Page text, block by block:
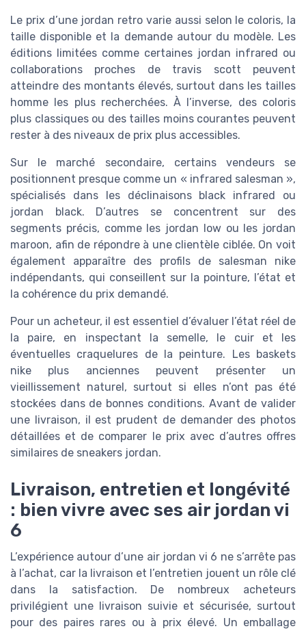
Le prix d’une jordan retro varie aussi selon le coloris, la
taille disponible et la demande autour du modèle. Les
éditions limitées comme certaines jordan infrared ou
collaborations proches de travis scott peuvent
atteindre des montants élevés, surtout dans les tailles
homme les plus recherchées. À l’inverse, des coloris
plus classiques ou des tailles moins courantes peuvent
rester à des niveaux de prix plus accessibles.
Sur le marché secondaire, certains vendeurs se
positionnent presque comme un « infrared salesman »,
spécialisés dans les déclinaisons black infrared ou
jordan black. D’autres se concentrent sur des
segments précis, comme les jordan low ou les jordan
maroon, afin de répondre à une clientèle ciblée. On voit
également apparaître des profils de salesman nike
indépendants, qui conseillent sur la pointure, l’état et
la cohérence du prix demandé.
Pour un acheteur, il est essentiel d’évaluer l’état réel de
la paire, en inspectant la semelle, le cuir et les
éventuelles craquelures de la peinture. Les baskets
nike plus anciennes peuvent présenter un
vieillissement naturel, surtout si elles n’ont pas été
stockées dans de bonnes conditions. Avant de valider
une livraison, il est prudent de demander des photos
détaillées et de comparer le prix avec d’autres offres
similaires de sneakers jordan.
Livraison, entretien et longévité
: bien vivre avec ses air jordan vi
6
L’expérience autour d’une air jordan vi 6 ne s’arrête pas
à l’achat, car la livraison et l’entretien jouent un rôle clé
dans la satisfaction. De nombreux acheteurs
privilégient une livraison suivie et sécurisée, surtout
pour des paires rares ou à prix élevé. Un emballage